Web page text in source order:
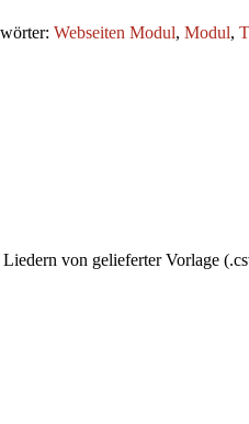
Webseiten Modul, Modul,
von gelieferter Vorlage